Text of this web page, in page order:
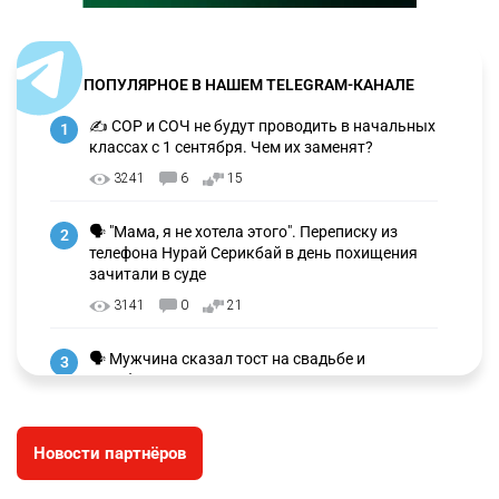
ПОПУЛЯРНОЕ В НАШЕМ TELEGRAM-КАНАЛЕ
1
✍️ СОР и СОЧ не будут проводить в начальных
классах с 1 сентября. Чем их заменят?
3241 6 15
2
🗣 "Мама, я не хотела этого". Переписку из
телефона Нурай Серикбай в день похищения
зачитали в суде
3141 0 21
3
🗣 Мужчина сказал тост на свадьбе и
заработал уголовное дело
🐏 Скота больше, а мясо дороже. Почему в
Казахстане продолжают расти цены на
Новости партнёров